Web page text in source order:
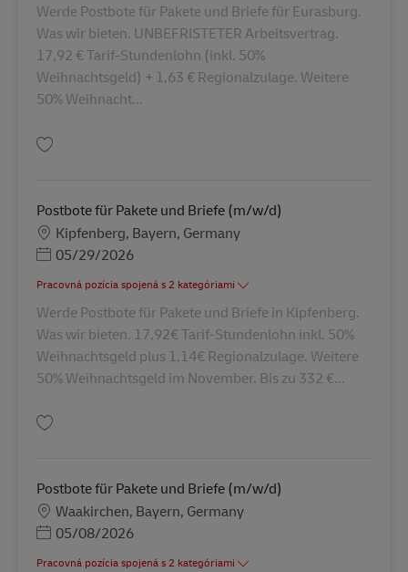
Werde Postbote für Pakete und Briefe für Eurasburg.
Was wir bieten. UNBEFRISTETER Arbeitsvertrag.
17,92 € Tarif-Stundenlohn (inkl. 50%
Weihnachtsgeld) + 1,63 € Regionalzulage. Weitere
50% Weihnacht...
Postbote für Pakete und Briefe (m/w/d)
MiestoKipfenberg, Bayern, Germany
Posted Date
05/29/2026
Pracovná pozícia spojená s 2 kategóriami
Werde Postbote für Pakete und Briefe in Kipfenberg.
Was wir bieten. 17,92€ Tarif-Stundenlohn inkl. 50%
Weihnachtsgeld plus 1,14€ Regionalzulage. Weitere
50% Weihnachtsgeld im November. Bis zu 332 €...
Postbote für Pakete und Briefe (m/w/d)
Miesto
Waakirchen, Bayern, Germany
Posted Date
05/08/2026
Pracovná pozícia spojená s 2 kategóriami